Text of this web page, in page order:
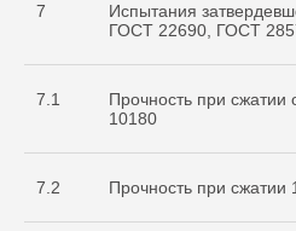
7
Испытания
ГОСТ 22690, ГОСТ
7.1
Прочность при
10180
7.2 Прочность при